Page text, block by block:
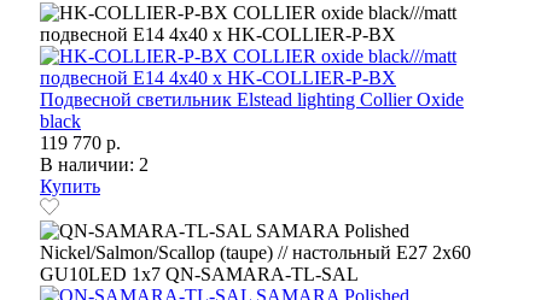
Подвесной светильник Elstead lighting Collier Oxide
black
119 770 р.
В наличии: 2
Купить